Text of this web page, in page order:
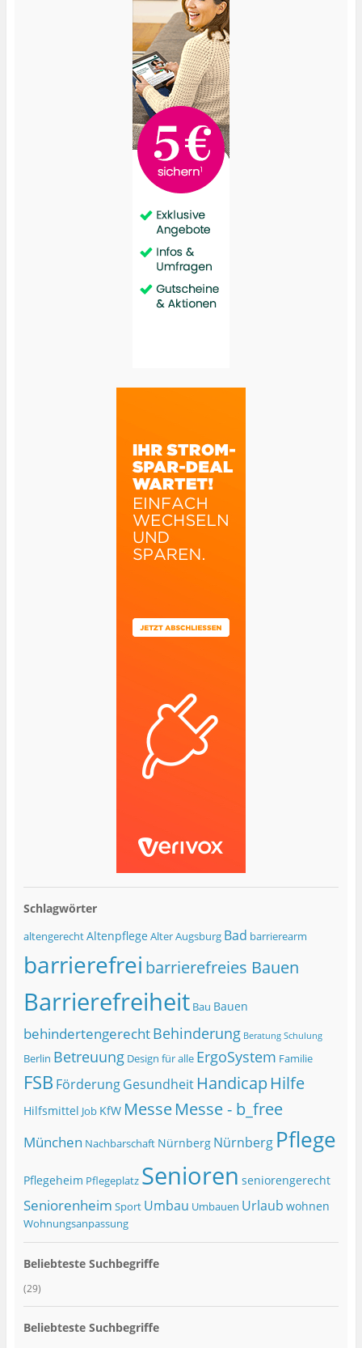
Schlagwörter
altengerecht Altenpflege Alter Augsburg Bad barrierearm
barrierefrei barrierefreies Bauen
Barrierefreiheit Bau Bauen
behindertengerechtBehinderung Beratung Schulung
Berlin Betreuung Design für alle ErgoSystem Familie
FSB Förderung Gesundheit Handicap Hilfe
Hilfsmittel Job KfW Messe Messe - b_free
München Nachbarschaft Nürnberg Nürnberg Pflege
Pflegeheim Pflegeplatz Senioren seniorengerecht
Seniorenheim Sport Umbau Umbauen Urlaub wohnen
Wohnungsanpassung
Beliebteste Suchbegriffe
(29)
Beliebteste Suchbegriffe